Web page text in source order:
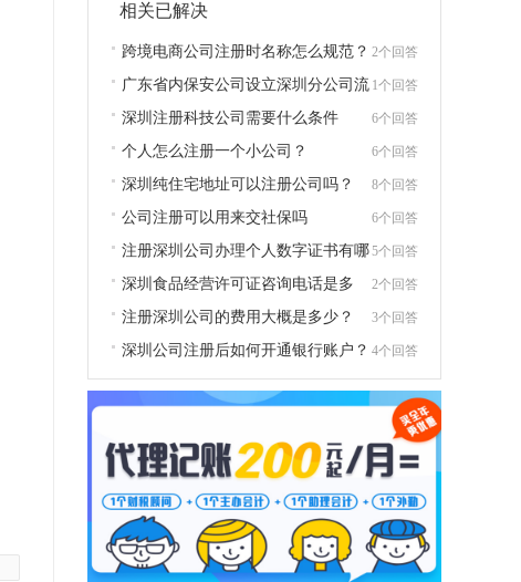
相关已解决
2个回答
跨境电商公司注册时名称怎么规范？
1个回答
广东省内保安公司设立深圳分公司流
程
6个回答
深圳注册科技公司需要什么条件
6个回答
个人怎么注册一个小公司？
8个回答
深圳纯住宅地址可以注册公司吗？
6个回答
公司注册可以用来交社保吗
5个回答
注册深圳公司办理个人数字证书有哪
几个地方
2个回答
深圳食品经营许可证咨询电话是多
少？
3个回答
注册深圳公司的费用大概是多少？
4个回答
深圳公司注册后如何开通银行账户？